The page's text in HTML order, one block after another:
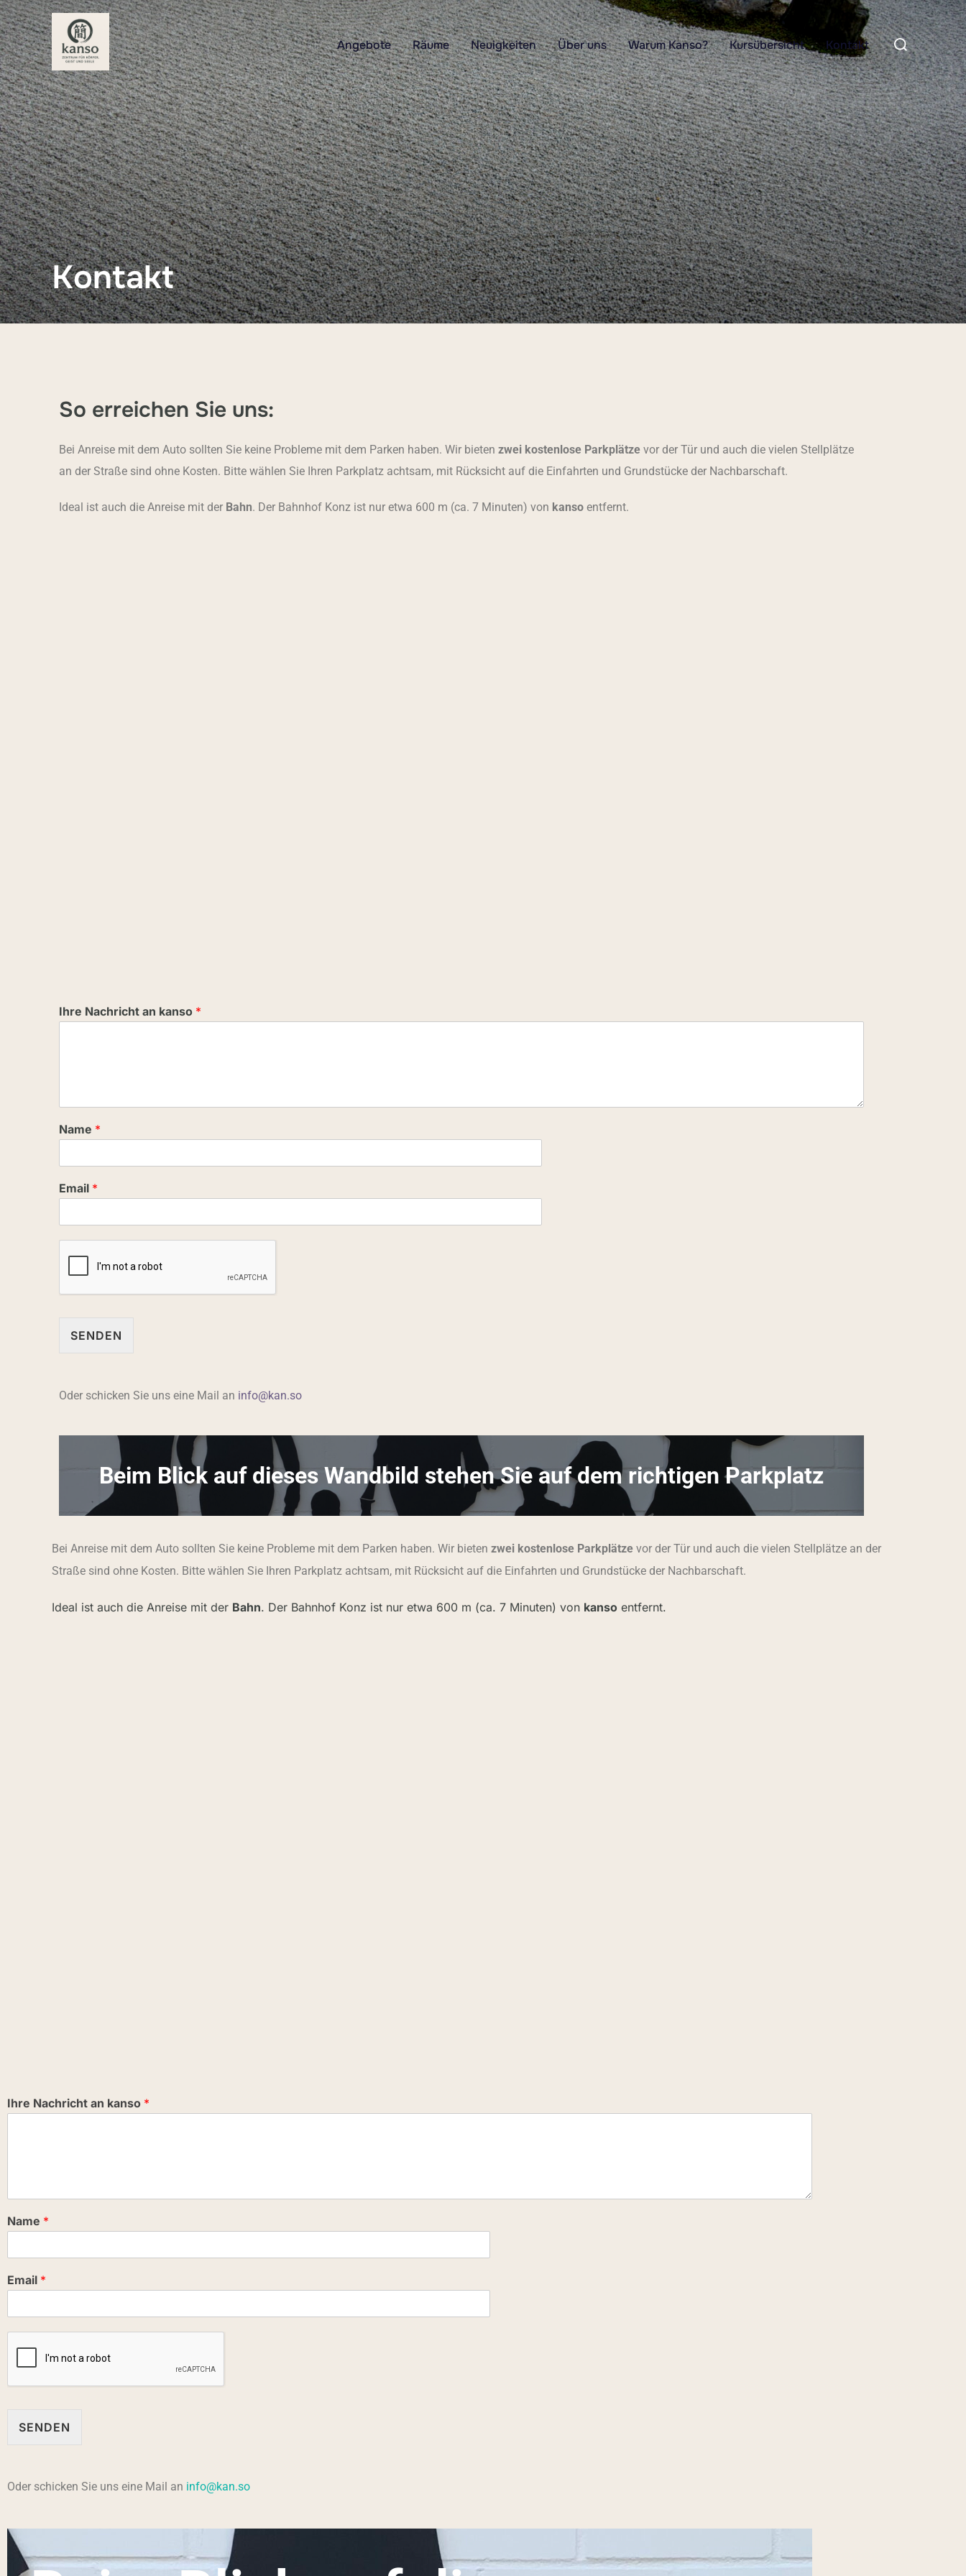
Angebote Räume Neuigkeiten Über uns Warum Kanso? Kursübersicht Kontakt
Kontakt
So erreichen Sie uns:
Bei Anreise mit dem Auto sollten Sie keine Probleme mit dem Parken haben. Wir bieten zwei kostenlose Parkplätze vor der Tür und auch die vielen Stellplätze
an der Straße sind ohne Kosten. Bitte wählen Sie Ihren Parkplatz achtsam, mit Rücksicht auf die Einfahrten und Grundstücke der Nachbarschaft.
Ideal ist auch die Anreise mit der Bahn. Der Bahnhof Konz ist nur etwa 600 m (ca. 7 Minuten) von kanso entfernt.
Ihre Nachricht an kanso *
Name *
Email *
SENDEN
Oder schicken Sie uns eine Mail an info@kan.so
Beim Blick auf dieses Wandbild stehen Sie auf dem richtigen Parkplatz
Bei Anreise mit dem Auto sollten Sie keine Probleme mit dem Parken haben. Wir bieten zwei kostenlose Parkplätze vor der Tür und auch die vielen Stellplätze an der
Straße sind ohne Kosten. Bitte wählen Sie Ihren Parkplatz achtsam, mit Rücksicht auf die Einfahrten und Grundstücke der Nachbarschaft.
Ideal ist auch die Anreise mit der Bahn. Der Bahnhof Konz ist nur etwa 600 m (ca. 7 Minuten) von kanso entfernt.
Ihre Nachricht an kanso *
Name *
Email *
SENDEN
Oder schicken Sie uns eine Mail an info@kan.so